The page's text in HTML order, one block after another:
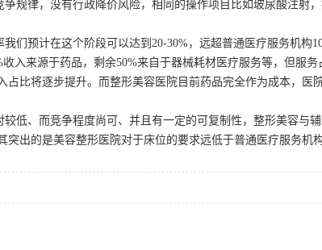
规律，没有行政降价风险，相同的操作项目比如玻尿酸注射
预计在这个阶段可以达到20-30%，远超普通医疗服务机构
入来源于药品，剩余50%来自于器械耗材医疗服务等，但服
比将逐步提升。而整形美容医院目前药品完全作为成本，医
低、而竞争程度尚可、并且有一定的可复制性，整形美容与
出的是美容整形医院对于床位的要求远低于普通医疗服务机